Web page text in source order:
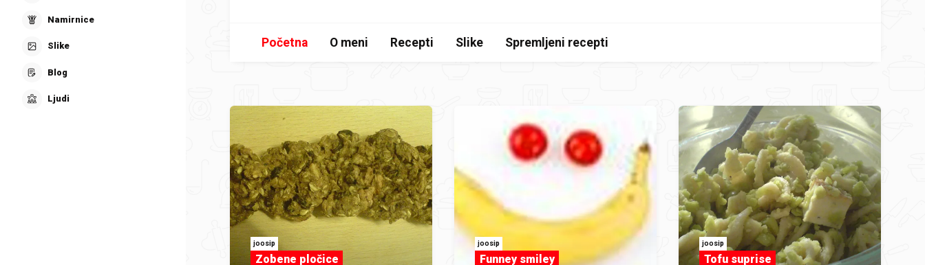
Namirnice
Slike
Blog
Ljudi
Početna O meni Recepti Slike Spremljeni recepti
joosip
Zobene pločice
joosip
Funney smiley
joosip
Tofu suprise